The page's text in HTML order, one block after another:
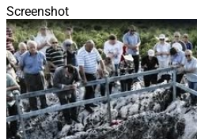
Screenshot